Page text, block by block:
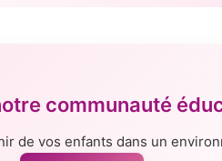
communauté
de vos enfants dans un